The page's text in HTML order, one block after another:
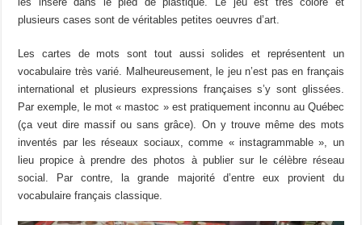
plusieurs cases sont de véritables petites oeuvres d’art.
Les cartes de mots sont tout aussi solides et représentent un
vocabulaire très varié. Malheureusement, le jeu n’est pas en français
international et plusieurs expressions françaises s’y sont glissées.
Par exemple, le mot « mastoc » est pratiquement inconnu au Québec
(ça veut dire massif ou sans grâce). On y trouve même des mots
inventés par les réseaux sociaux, comme « instagrammable », un
lieu propice à prendre des photos à publier sur le célèbre réseau
social. Par contre, la grande majorité d’entre eux provient du
vocabulaire français classique.